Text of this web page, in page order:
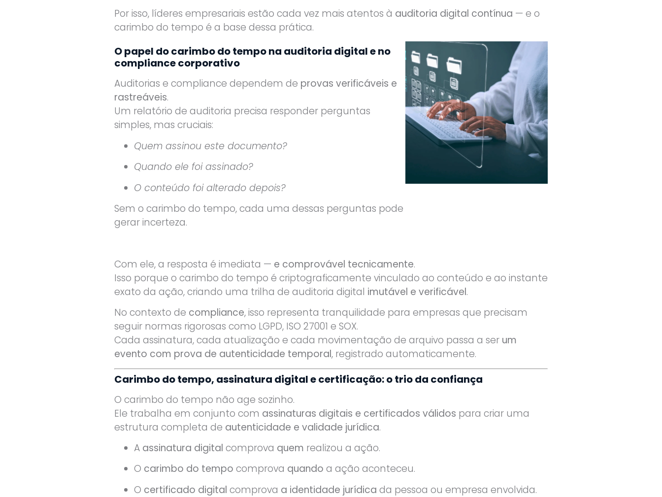
Por isso, líderes empresariais estão cada vez mais atentos à auditoria digital contínua — e o
carimbo do tempo é a base dessa prática.
O papel do carimbo do tempo na auditoria digital e no
compliance corporativo
Auditorias e compliance dependem de provas verificáveis e
rastreáveis.
Um relatório de auditoria precisa responder perguntas
simples, mas cruciais:
Quem assinou este documento?
Quando ele foi assinado?
O conteúdo foi alterado depois?
Sem o carimbo do tempo, cada uma dessas perguntas pode
gerar incerteza.
Com ele, a resposta é imediata — e comprovável tecnicamente.
Isso porque o carimbo do tempo é criptograficamente vinculado ao conteúdo e ao instante
exato da ação, criando uma trilha de auditoria digital imutável e verificável.
No contexto de compliance, isso representa tranquilidade para empresas que precisam
seguir normas rigorosas como LGPD, ISO 27001 e SOX.
Cada assinatura, cada atualização e cada movimentação de arquivo passa a ser um
evento com prova de autenticidade temporal, registrado automaticamente.
Carimbo do tempo, assinatura digital e certificação: o trio da confiança
O carimbo do tempo não age sozinho.
Ele trabalha em conjunto com assinaturas digitais e certificados válidos para criar uma
estrutura completa de autenticidade e validade jurídica.
A assinatura digital comprova quem realizou a ação.
O carimbo do tempo comprova quando a ação aconteceu.
O certificado digital comprova a identidade jurídica da pessoa ou empresa envolvida.